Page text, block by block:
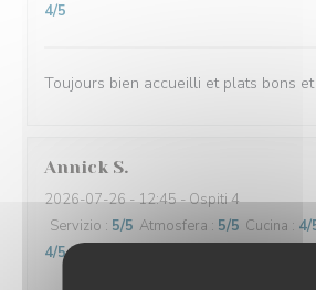
4/5
Toujours bien accueilli et plats bons
Annick S
2026-07-26- 12:45 - Ospiti 4
Servizio : 5/5 Atmosfera : 5/5 Cucina : 4/
4/5